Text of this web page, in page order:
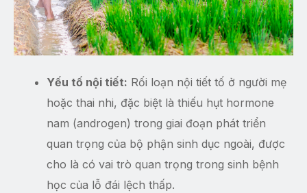
Yếu tố nội tiết: Rối loạn nội tiết tố ở người mẹ
hoặc thai nhi, đặc biệt là thiếu hụt hormone
nam (androgen) trong giai đoạn phát triển
quan trọng của bộ phận sinh dục ngoài, được
cho là có vai trò quan trọng trong sinh bệnh
học của lỗ đái lệch thấp.